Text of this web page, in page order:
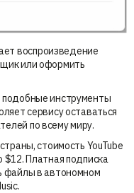
воспроизведение
или оформить
подобные инструменты
сервису оставаться
по всему миру.
стоимость YouTube
$12. Платная подписка
файлы в автономном